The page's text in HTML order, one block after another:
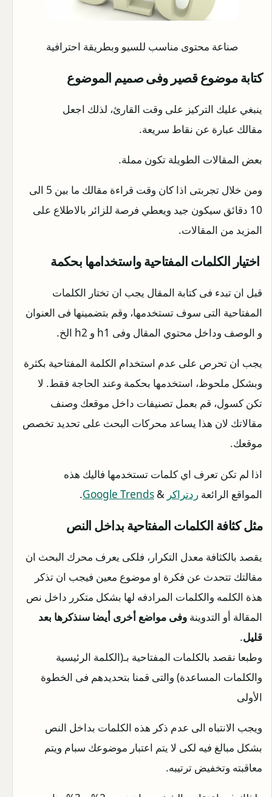
صناعة محتوى مناسب للسيو وبطريقة احترافية
كتابة موضوع قصير وفى صميم الموضوع
ينبغي عليك التركيز على وقت القارئ، لذلك اجعل
مقالك عبارة عن نقاط سريعة.
بعض المقالات الطويلة تكون مملة.
ومن خلال تجربتى اذا كان وقت قراءة مقالك ما بين 5 الى
10 دقائق سيكون جيد ويعطي فرصة للزائر بالاطلاع على
المزيد من المقالات.
اختيار الكلمات المفتاحية واستخدامها بحكمة
قبل ان تبدء فى كتابة المقال يجب ان تختار الكلمات
المفتاحية التى سوف تستخدمها، وقم بتضمينها فى العنوان
و الوصف وداخل محتوي المقال وفى h1 و h2 الخ.
يجب ان تحرص على عدم استخدام الكلمة المفتاحية بكثرة
وبشكل ملحوظ، استخدمها بحكمة وعند الحاجة فقط. لا
تكن كسول، قم بعمل تصنيفات داخل موقعك وصنف
مقالاتك لان هذا يساعد محركات البحث على تحديد تخصص
موقعك.
اذا لم تكن تعرف اي كلمات تستخدمها فاليك هذه
المواقع الرائعة ردتراكر &
Google Trends
.
مثل كثافة الكلمات المفتاحية بداخل النص
يقصد بالكثافة معدل التكرار، فلكى يعرف محرك البحث ان
مقالتك تتحدث عن فكرة او موضوع معين فيجب ان تذكر
هذة الكلمه والكلمات المرادفه لها بشكل متكرر داخل نص
المقالة أو التدوينة وفى مواضع أخرى أيضا سنذكرها بعد
قليل.
وطبعا نقصد بالكلمات المفتاحية بـ(الكلمة الرئيسية
والكلمات المساعدة) والتى قمنا بتحديدهم فى الخطوة
الأولى
ويجب الانتباه الى عدم ذكر هذه الكلمات بداخل النص
بشكل مبالغ فيه لكى لا يتم اعتبار موضوعك سبام ويتم
معاقبته وتخفيض ترتيبه.